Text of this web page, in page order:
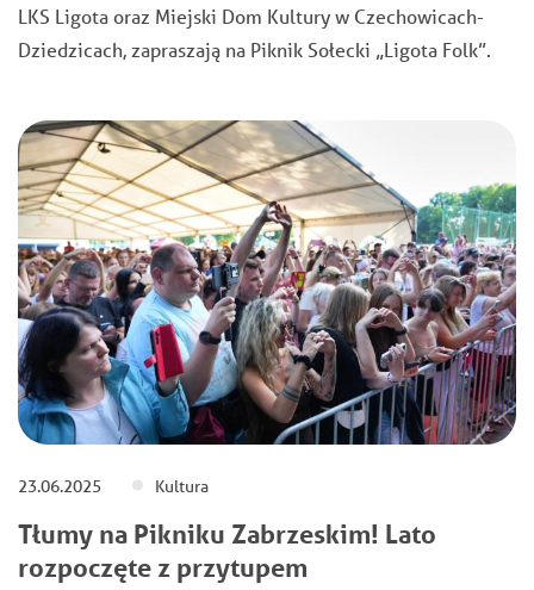
LKS Ligota oraz Miejski Dom Kultury w Czechowicach-
Dziedzicach, zapraszają na Piknik Sołecki „Ligota Folk”.
23.06.2025 Kultura
Tłumy na Pikniku Zabrzeskim! Lato
rozpoczęte z przytupem